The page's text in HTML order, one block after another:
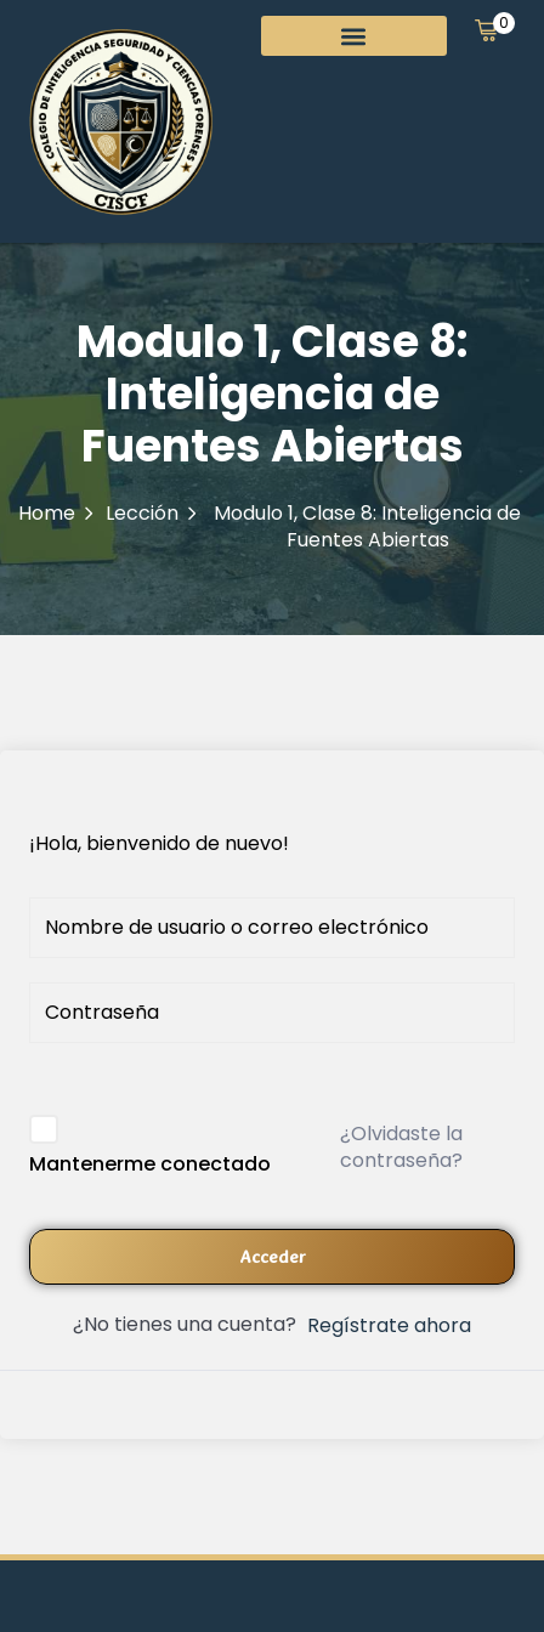
0
Modulo 1, Clase 8:
Inteligencia de
Fuentes Abiertas
Home Lección
Modulo 1, Clase 8: Inteligencia de
Fuentes Abiertas
¡Hola, bienvenido de nuevo!
Mantenerme conectado
¿Olvidaste la
contraseña?
Acceder
¿No tienes una cuenta? Regístrate ahora